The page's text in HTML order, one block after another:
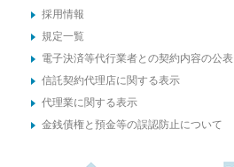
採用情報
規定一覧
電子決済等代行業者との契約内容の公表
信託契約代理店に関する表示
代理業に関する表示
金銭債権と預金等の誤認防止について